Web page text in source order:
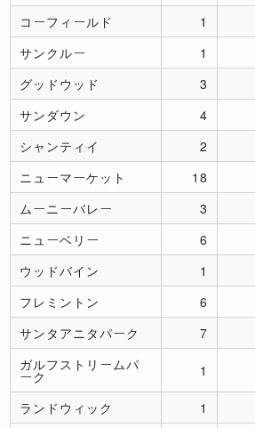
コーフィールド
1
サンクルー
1
グッドウッド
3
サンダウン
4
シャンティイ
2
ニューマーケット
18
ムーニーバレー
3
ニューベリー
6
ウッドバイン
1
フレミントン
6
サンタアニタパーク
7
ガルフストリームパ
ーク 1
ランドウィック 1